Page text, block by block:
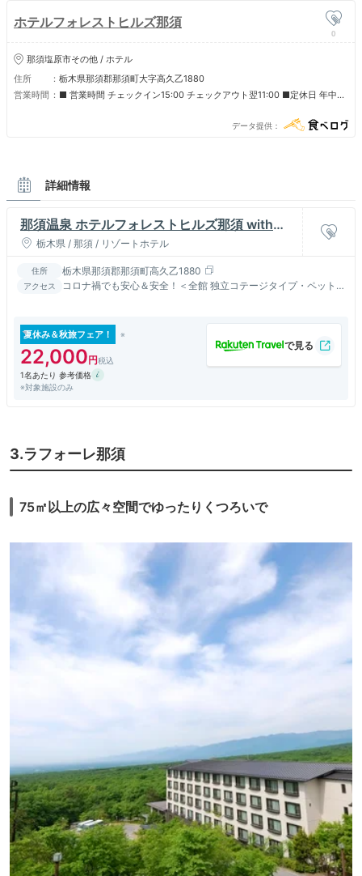
ホテルフォレストヒルズ那須
0
那須塩原市その他 / ホテル
住所
栃木県那須郡那須町大字高久乙1880
営業時間
■ 営業時間 チェックイン15:00 チェックアウト翌11:00 ■定休日 年中無
データ提供
詳細情報
那須温泉 ホテルフォレストヒルズ那須 with
DOGS
栃木県 / 那須 / リゾートホテル
住所 栃木県那須郡那須町高久乙1880
アクセス
コロナ禍でも安心＆安全！＜全館 独立コテージタイプ・ペット
夏休み＆秋旅フェア！
22,000
1名あたり 参考価格
※対象施設のみ
3.ラフォーレ那須
75㎡以上の広々空間でゆったりくつろいで